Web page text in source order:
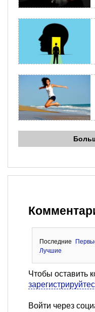
Последние
Лучшие
Чтобы оставить
Войти через